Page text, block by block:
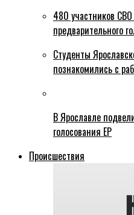
480 участников
предварительного
Студенты
познакомились с
В Ярославле
голосования ЕР
Происшествия